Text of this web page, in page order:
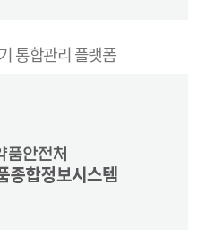
통합관리 플랫폼